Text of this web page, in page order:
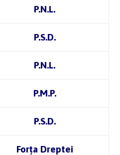
P.N.L.
P.S.D.
P.N.L.
P.M.P.
P.S.D.
Forța Dreptei